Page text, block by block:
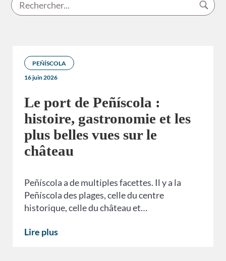
PEÑÍSCOLA
16 juin 2026
Le port de Peñíscola :
histoire, gastronomie et les
plus belles vues sur le
château
Peñíscola a de multiples facettes. Il y a la
Peñíscola des plages, celle du centre
historique, celle du château et…
Lire plus